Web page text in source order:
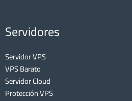
Servidores
Servidor VPS
VPS Barato
Servidor Cloud
Protección VPS